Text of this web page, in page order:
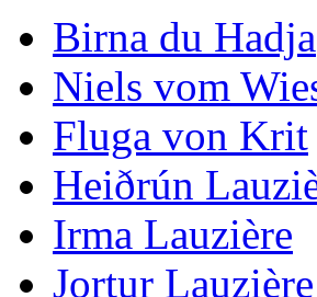
Birna du Hadja
Niels vom
Fluga von Krit
Heiðrún
Irma Lauzière
Jortur Lauzière